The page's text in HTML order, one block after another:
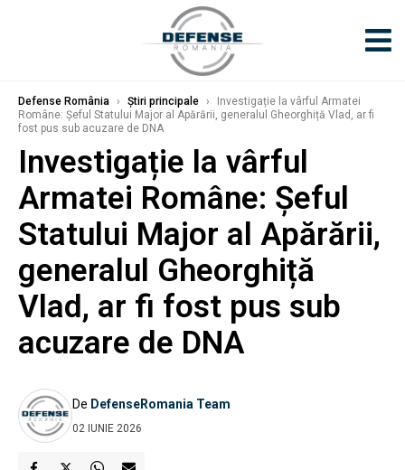
Defense România › Știri principale ›
Investigație la vârful Armatei
Române: Șeful Statului Major al Apărării, generalul Gheorghiță Vlad, ar fi
fost pus sub acuzare de DNA
Investigație la vârful
Armatei Române: Șeful
Statului Major al Apărării,
generalul Gheorghiță
Vlad, ar fi fost pus sub
acuzare de DNA
De DefenseRomania Team
02 IUNIE 2026